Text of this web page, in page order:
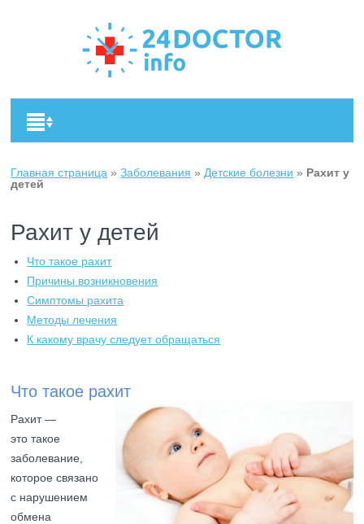
Главная страница »Заболевания » Детские болезни » Рахит у
детей
Рахит у детей
Что такое рахит
Причины возникновения
Симптомы рахита
Методы лечения
К какому врачу следует обращаться
Что такое рахит
Рахит —
это такое
заболевание,
которое связано
с нарушением
обмена